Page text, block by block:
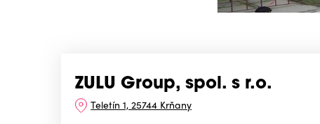
ZULU Group, spol. s r.o.
Teletín 1, 25744 Krňany